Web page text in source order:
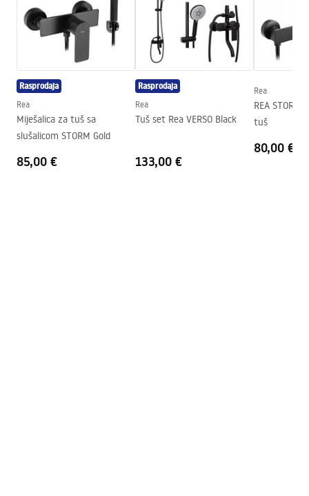
Smjer vrata
Univerzalan
Debljina stakla
4 mm
Visina vrata za tuširanje
195
cm
Profilni materijal
Aluminij
Materijal ručke
Mjed
Premaz Easy Clean
Da
Dorada profila
Prilagodba na profilima
985 - 1005 mm
Rasprodaja
Rea
Miješalica za tuš sa
slušalicom STORM Gold
85,00 €
Rasprodaja
Rea
Tuš set Rea VERSO Black
133,00 €
Rea
REA STORM
tuš
80,00 €